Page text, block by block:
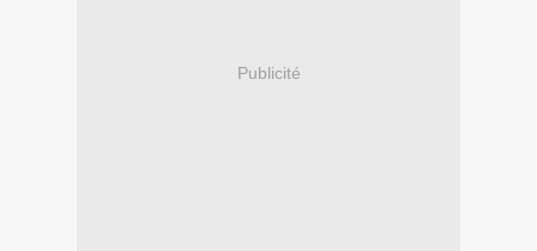
Publicité